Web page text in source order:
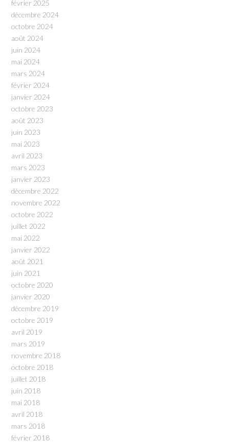
février 2025
décembre 2024
octobre 2024
août 2024
juin 2024
mai 2024
mars 2024
février 2024
janvier 2024
octobre 2023
août 2023
juin 2023
mai 2023
avril 2023
mars 2023
janvier 2023
décembre 2022
novembre 2022
octobre 2022
juillet 2022
mai 2022
janvier 2022
août 2021
juin 2021
octobre 2020
janvier 2020
décembre 2019
octobre 2019
avril 2019
mars 2019
novembre 2018
octobre 2018
juillet 2018
juin 2018
mai 2018
avril 2018
mars 2018
février 2018